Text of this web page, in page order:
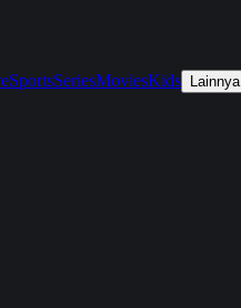
SportsSeriesMoviesKids Lainnya